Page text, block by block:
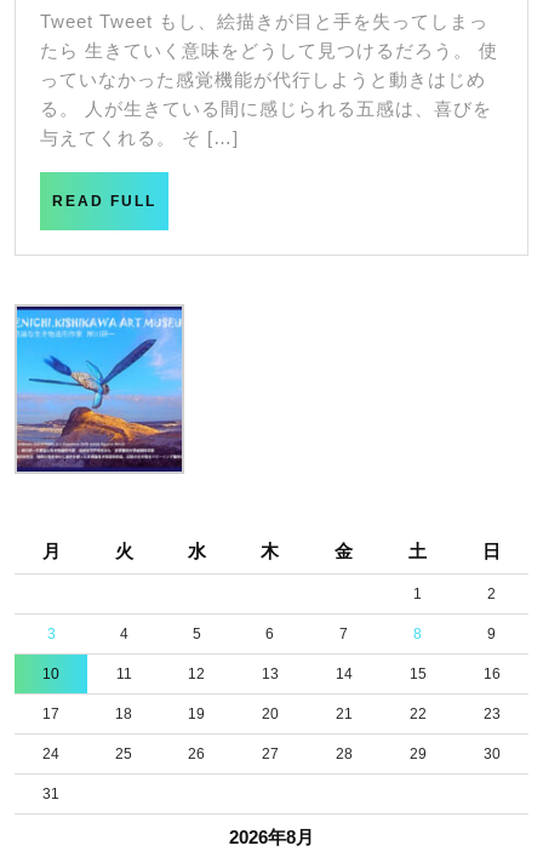
wall
99
月
20
日
Tweet Tweet もし、絵描きが目と手を失ってしまっ
たら 生きていく意味をどうして見つけるだろう。 使
っていなかった感覚機能が代行しようと動きはじめ
る。 人が生きている間に感じられる五感は、喜びを
与えてくれる。 そ […]
READ FULL
2026年8月
月 火 水 木 金 土 日
1 2
3 4 5 6 7 8 9
10 11 12 13 14 15 16
17 18 19 20 21 22 23
24 25 26 27 28 29 30
31